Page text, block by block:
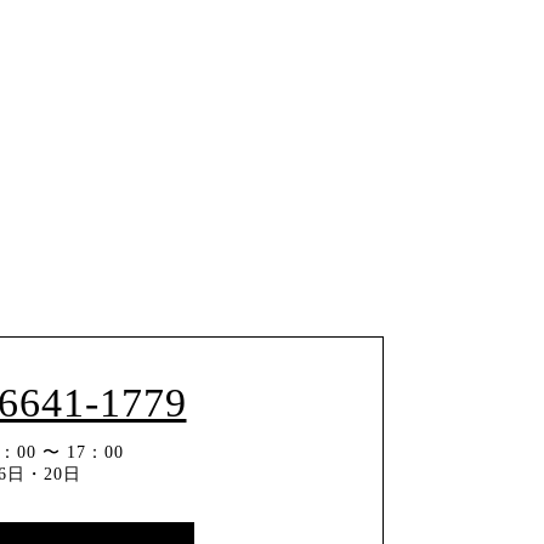
1779
00 〜 17：00
・20日